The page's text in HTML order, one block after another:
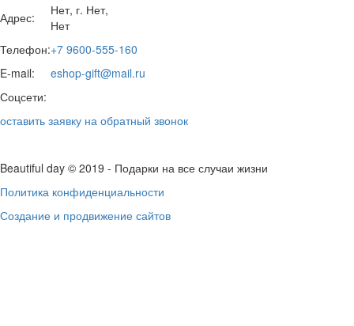
Адрес:
Нет, г. Нет,
Нет
Телефон:+7 9600-555-160
E-mail:
eshop-gift@mail.ru
Соцсети:
оставить заявку на обратный звонок
Beautiful day © 2019 - Подарки на все случаи жизни
Политика конфиденциальности
Создание и продвижение сайтов